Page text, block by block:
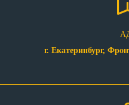
г. Екатеринбург,